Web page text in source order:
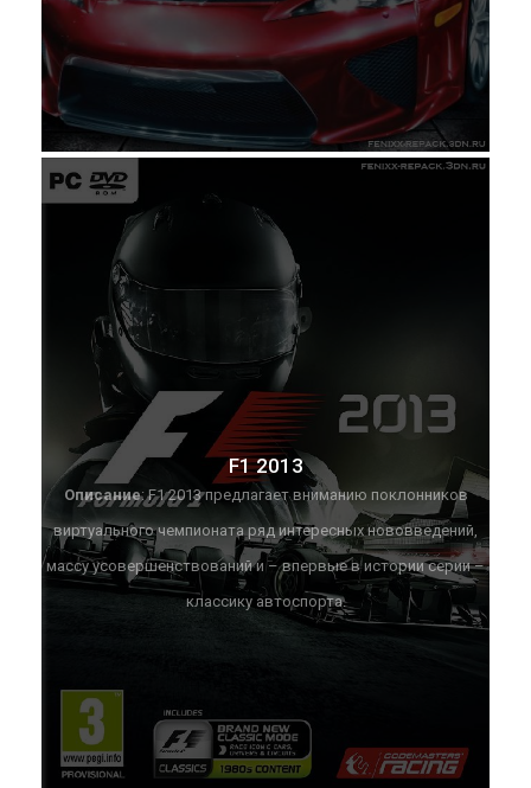
F1 2013
Описание: F1 2013 предлагает вниманию поклонников
виртуального чемпионата ряд интересных нововведений,
массу усовершенствований и – впервые в истории серии –
классику автоспорта.